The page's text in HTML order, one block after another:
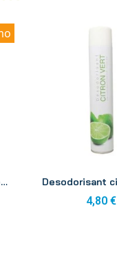
Desodorisant Cedre de l'Atlas aerosol 750ml
4,80 €